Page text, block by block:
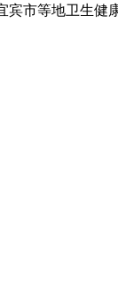
市等地卫生健